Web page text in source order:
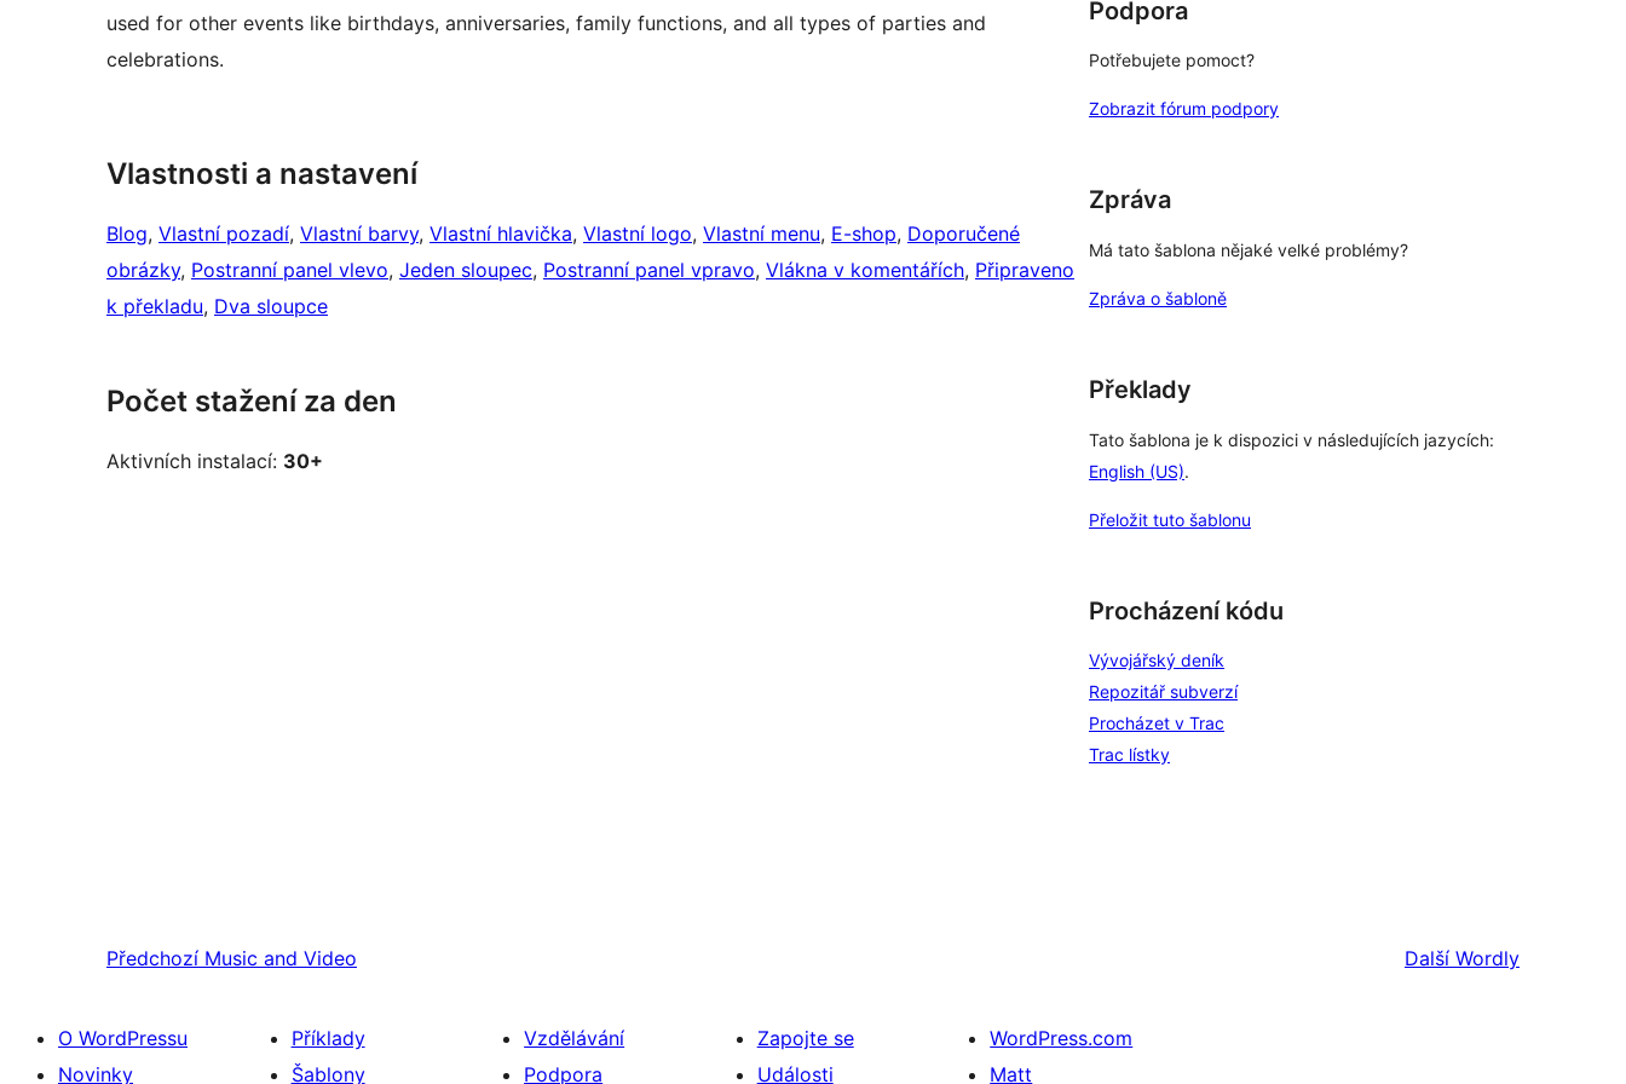
used for other events like birthdays, anniversaries, family functions, and all types of parties and
celebrations.
Vlastnosti a nastavení
Blog, Vlastní pozadí, Vlastní barvy, Vlastní hlavička, Vlastní logo, Vlastní menu, E-shop, Doporučené
obrázky, Postranní panel vlevo, Jeden sloupec, Postranní panel vpravo, Vlákna v komentářích, Připraveno
k překladu, Dva sloupce
Počet stažení za den
Aktivních instalací: 30+
Podpora
Potřebujete pomoct?
Zobrazit fórum podpory
Zpráva
Má tato šablona nějaké velké problémy?
Zpráva o šabloně
Překlady
Tato šablona je k dispozici v následujících jazycích:
English (US).
Přeložit tuto šablonu
Procházení kódu
Vývojářský deník
Repozitář subverzí
Procházet v Trac
Trac lístky
Předchozí Music and Video Další Wordly
O WordPressu
Novinky
Příklady
Šablony
Vzdělávání
Podpora
Zapojte se
Události
WordPress.com
Matt